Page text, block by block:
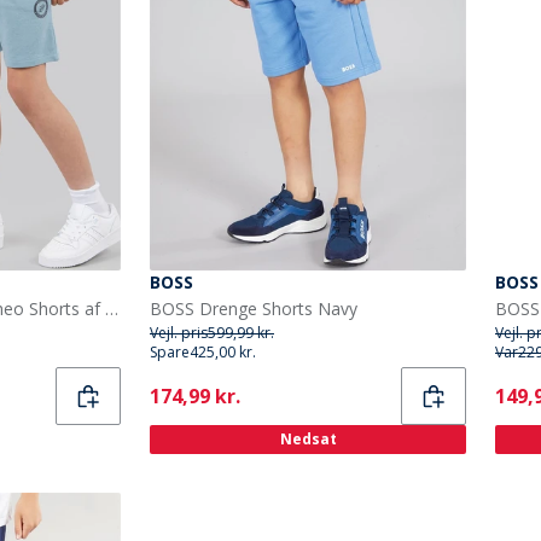
JACK & JONES Drenge Theo Shorts af jerseystof Sort
BOSS
BOSS Drenge Shorts Navy
Vejl. pris599,99 kr.
Spare425,00 kr.
Current
174,99 kr.
Nedsat
BOSS
Vejl.
Var